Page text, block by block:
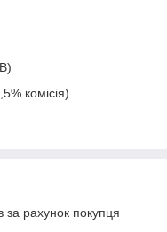
комісія)
рахунок покупця